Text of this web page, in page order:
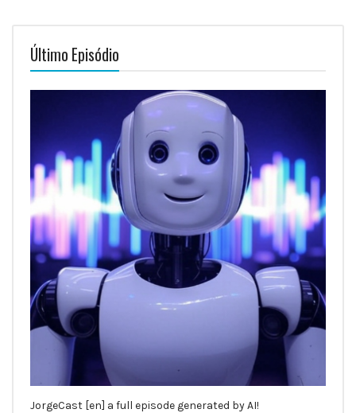
Último Episódio
JorgeCast [en] a full episode generated by AI!